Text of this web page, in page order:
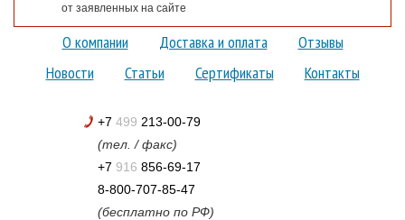
от заявленных на сайте
О компании Доставка и оплата
Отзывы
Новости
Статьи Сертификаты Контакты
+7 499 213-00-79
(тел. / факс)
+7 916 856-69-17
8-800-707-85-47
(бесплатно по РФ)